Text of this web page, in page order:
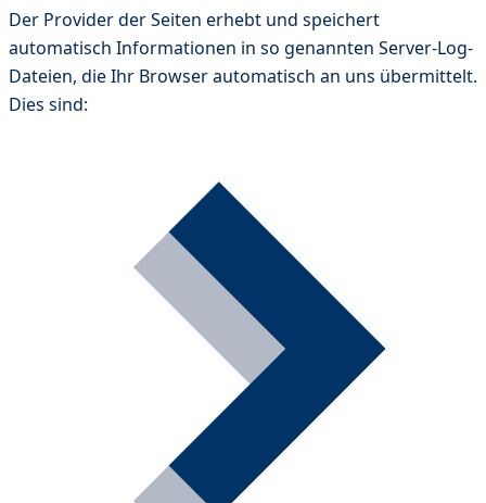
Der Provider der Seiten erhebt und speichert
automatisch Informationen in so genannten Server-Log-
Dateien, die Ihr Browser automatisch an uns übermittelt.
Dies sind: